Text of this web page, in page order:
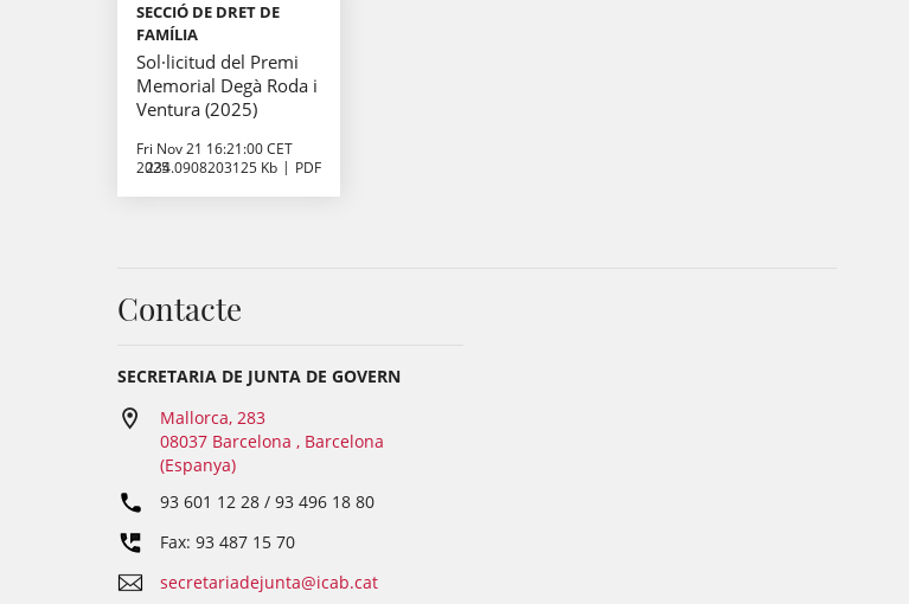
SECCIÓ DE DRET DE
FAMÍLIA
Sol·licitud del Premi
Memorial Degà Roda i
Ventura (2025)
Fri Nov 21 16:21:00 CET
2025
234.0908203125 Kb PDF
Contacte
SECRETARIA DE JUNTA DE GOVERN
Mallorca, 283
08037 Barcelona , Barcelona
(Espanya)
93 601 12 28 / 93 496 18 80
Fax: 93 487 15 70
secretariadejunta@icab.cat